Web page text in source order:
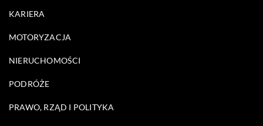
KARIERA
MOTORYZACJA
NIERUCHOMOŚCI
PODRÓŻE
PRAWO, RZĄD I POLITYKA